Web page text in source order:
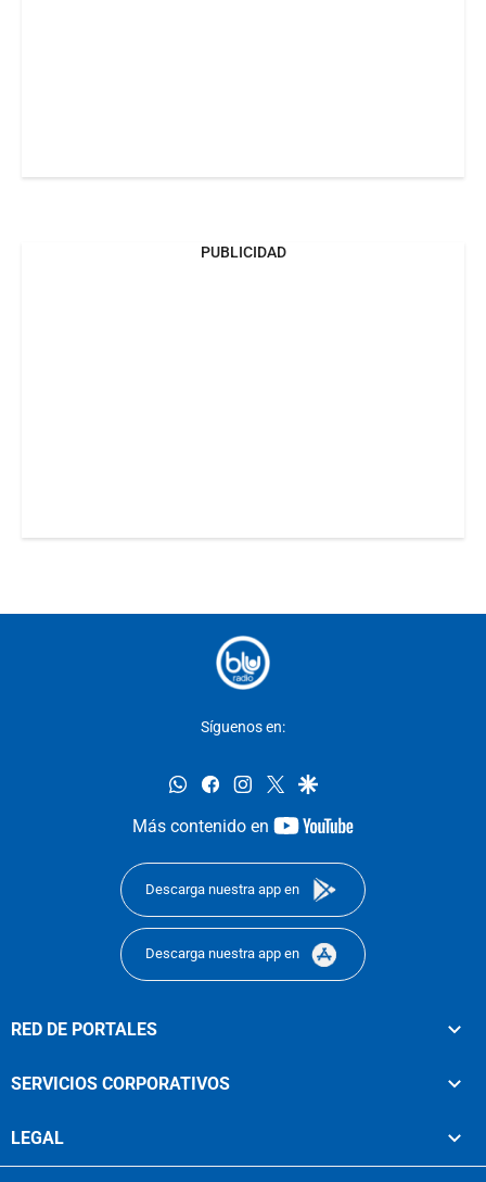
PUBLICIDAD
Síguenos en:
whatsappfacebookinstagram
twittergoogle
Más contenido en
youtube-
Descarga nuestra app en
Descarga nuestra app en
RED DE PORTALES
SERVICIOS CORPORATIVOS
LEGAL